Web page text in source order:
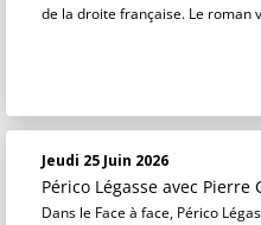
de la droite française. Le roman
Jeudi 25 Juin 2026
Périco Légasse avec Pierre
Dans le Face à face, Périco